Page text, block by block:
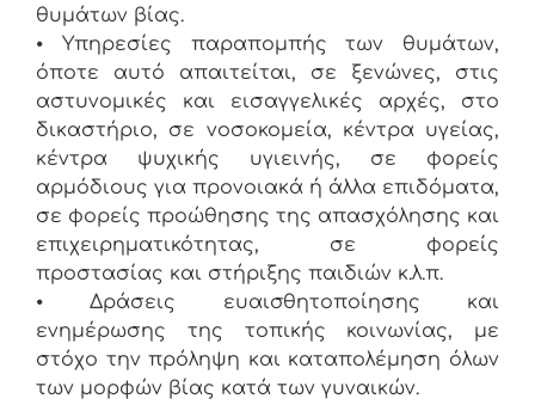
θυμάτων βίας.
⦁ Υπηρεσίες παραπομπής των θυμάτων,
όποτε αυτό απαιτείται, σε ξενώνες, στις
αστυνομικές και εισαγγελικές αρχές, στο
δικαστήριο, σε νοσοκομεία, κέντρα υγείας,
κέντρα ψυχικής υγιεινής, σε φορείς
αρμόδιους για προνοιακά ή άλλα επιδόματα,
σε φορείς προώθησης της απασχόλησης και
επιχειρηματικότητας, σε φορείς
προστασίας και στήριξης παιδιών κ.λ.π.
⦁ Δράσεις ευαισθητοποίησης και
ενημέρωσης της τοπικής κοινωνίας, με
στόχο την πρόληψη και καταπολέμηση όλων
των μορφών βίας κατά των γυναικών.